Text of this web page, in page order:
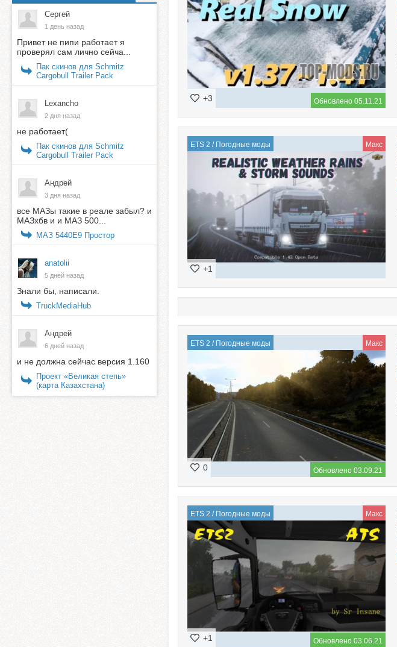
Обновлено 05.11.21
+3
ETS 2 / Погодные моды Макс
+1
ETS 2 / Погодные моды Макс
Обновлено 03.09.21
0
ETS 2 / Погодные моды Макс
Обновлено 03.06.21
+1
Сергей
1 день назад
Привет не пипи работает я
проверял сам лично сейча...
Пак скинов для Schmitz
Cargobull Trailer Pack
Lexancho
2 дня назад
не работает(
Пак скинов для Schmitz
Cargobull Trailer Pack
Андрей
3 дня назад
все МАЗы такие в реале забыл? и
МАЗхбв и и МАЗ 500...
МАЗ 5440E9 Простор
anatolii
5 дней назад
Знали бы, написали.
TruckMediaHub
Андрей
6 дней назад
и не должна сейчас версия 1.160
Проект «Великая степь»
(карта Казахстана)